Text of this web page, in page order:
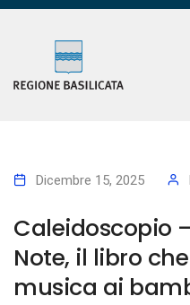
Dicembre 15, 2025
Caleidoscopio
Note, il libro
musica ai